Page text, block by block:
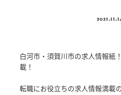
白河市・須賀川市の求人情報紙
載！
転職にお役立ちの求人情報満載